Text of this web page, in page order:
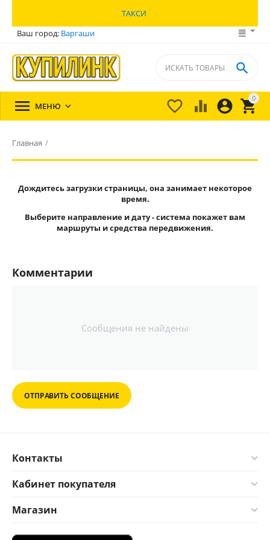
ТАКСИ
Ваш город: Варгаши
0


 

 МЕНЮ 
Главная /
Дождитесь загрузки страницы, она занимает некоторое
время.
Выберите направление и дату - система покажет вам
маршруты и средства передвижения.
Комментарии
Сообщения не найдены
ОТПРАВИТЬ СООБЩЕНИЕ
Контакты
Кабинет покупателя
Магазин